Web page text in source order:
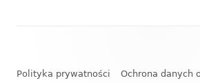
stopki
Polityka prywatności
Ochrona danych